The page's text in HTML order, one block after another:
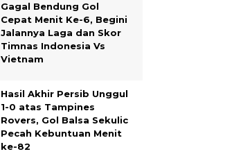
Gagal Bendung Gol
Cepat Menit Ke-6, Begini
Jalannya Laga dan Skor
Timnas Indonesia Vs
Vietnam
Hasil Akhir Persib Unggul
1-0 atas Tampines
Rovers, Gol Balsa Sekulic
Pecah Kebuntuan Menit
ke-82